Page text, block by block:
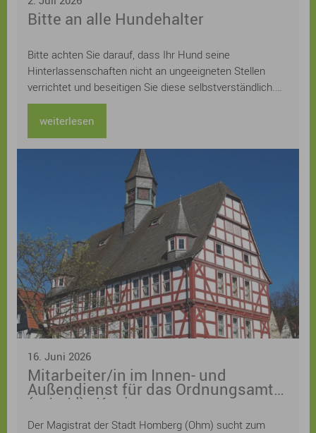
Bitte an alle Hundehalter
Bitte achten Sie darauf, dass Ihr Hund seine
Hinterlassenschaften nicht an ungeeigneten Stellen
verrichtet und beseitigen Sie diese selbstverständlich.
Mit einem verantwortungsvollen Verhalten leisten Sie
einen wichtigen Beitrag zu einem sauberen und
angenehmen Ortsbild – zum Wohl aller.
weiterlesen
16. Juni 2026
Mitarbeiter/in im Innen- und
Außendienst für das Ordnungsamt
(m/w/d) - Kopie
Der Magistrat der Stadt Homberg (Ohm) sucht zum